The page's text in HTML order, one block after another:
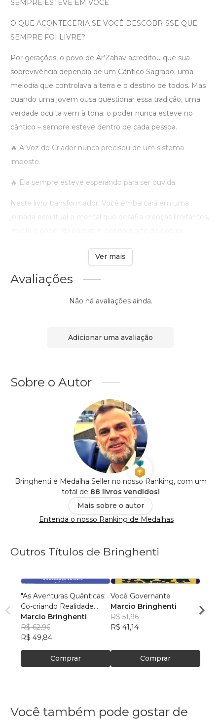
SEMPRE ESTEVE EM VOCÊ
O QUE ACONTECERIA SE VOCÊ DESCOBRISSE QUE
SEMPRE FOI LIVRE?
Por gerações, o povo de Ar’Zahav acreditou que sua
sobrevivência dependia de um Cântico Sagrado, uma
melodia que controlava a terra e o destino de todos. Mas
quando uma jovem ousa questionar essa tradição, uma
verdade oculta vem à tona: o poder nunca esteve no
cântico – sempre esteve dentro de cada pessoa.
🔥 A Voz do Criador nunca precisou de um sistema
imposto.
🔥 Ela sempre esteve esperando para ser ouvida.
Neste livro transformador, Você embarcará em uma
jornada espiritual e mental que desafia crenças limitantes,
Ver mais
Avaliações
Não há avaliações ainda.
Adicionar uma avaliação
Sobre o Autor
Bringhenti é Medalha Seller no nosso Ranking, com um
total de 88 livros vendidos!
Mais sobre o autor
Entenda o nosso Ranking de Medalhas
Outros Títulos de Bringhenti
"As Aventuras Quânticas:
Co-criando Realidade
com a Bíblia"
Marcio Bringhenti
R$ 62,96
R$ 49,84
Comprar
Você Governante
Marcio Bringhenti
R$ 51,96
R$ 41,14
Comprar
para
Você também pode gostar de